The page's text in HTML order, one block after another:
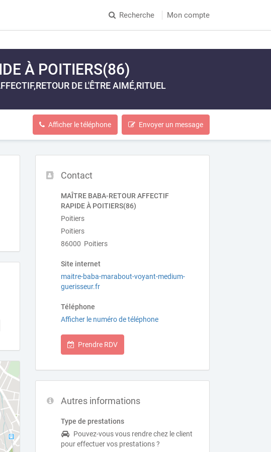
Recherche Mon compte
À POITIERS(86)
DE L'ÊTRE AIMÉ,RITUEL
Afficher le téléphone Envoyer un message
Contact
MAÎTRE BABA-RETOUR AFFECTIF
RAPIDE À POITIERS(86)
Poitiers
Poitiers
86000 Poitiers
Site internet
maitre-baba-marabout-voyant-medium-
guerisseur.fr
Téléphone
Afficher le numéro de téléphone
Prendre RDV
Autres informations
Type de prestations
Pouvez-vous vous rendre chez le client
pour effectuer vos prestations ?